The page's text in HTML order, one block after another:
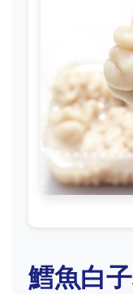
鱈魚白